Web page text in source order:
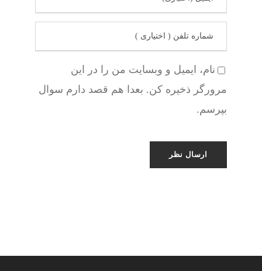
نام، ایمیل و وبسایت من را در این
مرورگر ذخیره کن. بعدا هم قصد دارم سوال
بپرسم.